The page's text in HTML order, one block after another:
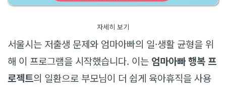
자세히 보기
서울시는 저출생 문제와 엄마아빠의 일·생활 균형을 위
해 이 프로그램을 시작했습니다. 이는 엄마아빠 행복 프
로젝트의 일환으로 부모님이 더 쉽게 육아휴직을 사용